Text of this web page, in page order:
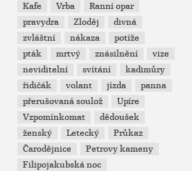
Kafe
Vrba
Ranní opar
pravydra
Zloděj
divná
zvláštní
nákaza
potíže
pták
mrtvý znásilnění
vize
neviditelní
svítání
kadimůry
řidičák
volant jízda
panna
přerušovaná soulož
Upíre
Vzpomínkomat
dědoušek
ženský
Letecký
Průkaz
Čarodějnice
Petrovy kameny
Filipojakubská noc